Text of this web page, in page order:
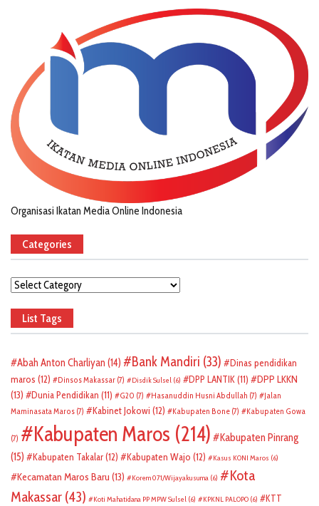
Organisasi Ikatan Media Online Indonesia
Categories
Categories
List Tags
Abah Anton Charliyan (14) Bank Mandiri (33)
Dinas pendidikan
maros (12) Dinsos Makassar (7) Disdik Sulsel (6) DPP LANTIK(11)
DPP LKKN
(13)
Dunia Pendidikan (11) G20 (7) Hasanuddin Husni Abdullah (7)
Jalan
Maminasata Maros (7) Kabinet Jokowi (12) Kabupaten Bone (7) Kabupaten Gowa
(7) Kabupaten Maros (214)
Kabupaten Pinrang
(15)
Kabupaten Takalar(12) Kabupaten Wajo (12) Kasus KONI Maros (6)
Kecamatan Maros Baru (13) Korem 071/Wijayakusuma (6)
Kota
Makassar (43) Koti Mahatidana PP MPW Sulsel (6) KPKNL PALOPO (6)
KTT